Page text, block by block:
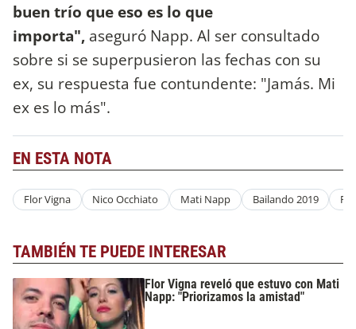
buen trío que eso es lo que
importa", aseguró Napp. Al ser consultado
sobre si se superpusieron las fechas con su
ex, su respuesta fue contundente: "Jamás. Mi
ex es lo más".
EN ESTA NOTA
Flor Vigna Nico Occhiato Mati Napp Bailando 2019
TAMBIÉN TE PUEDE INTERESAR
Flor Vigna reveló que estuvo con Mati
Napp: "Priorizamos la amistad"